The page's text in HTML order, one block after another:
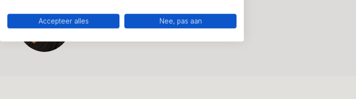
Accepteer alles Nee, pas aan